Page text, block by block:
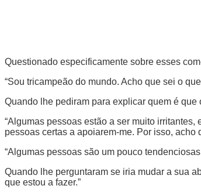
Questionado especificamente sobre esses
“Sou tricampeão do mundo. Acho que sei o
Quando lhe pediram para explicar quem é que
“Algumas pessoas estão a ser muito
pessoas certas a apoiarem-me. Por isso, acho
“Algumas pessoas são um pouco
Quando lhe perguntaram se iria mudar a sua
que estou a fazer.”